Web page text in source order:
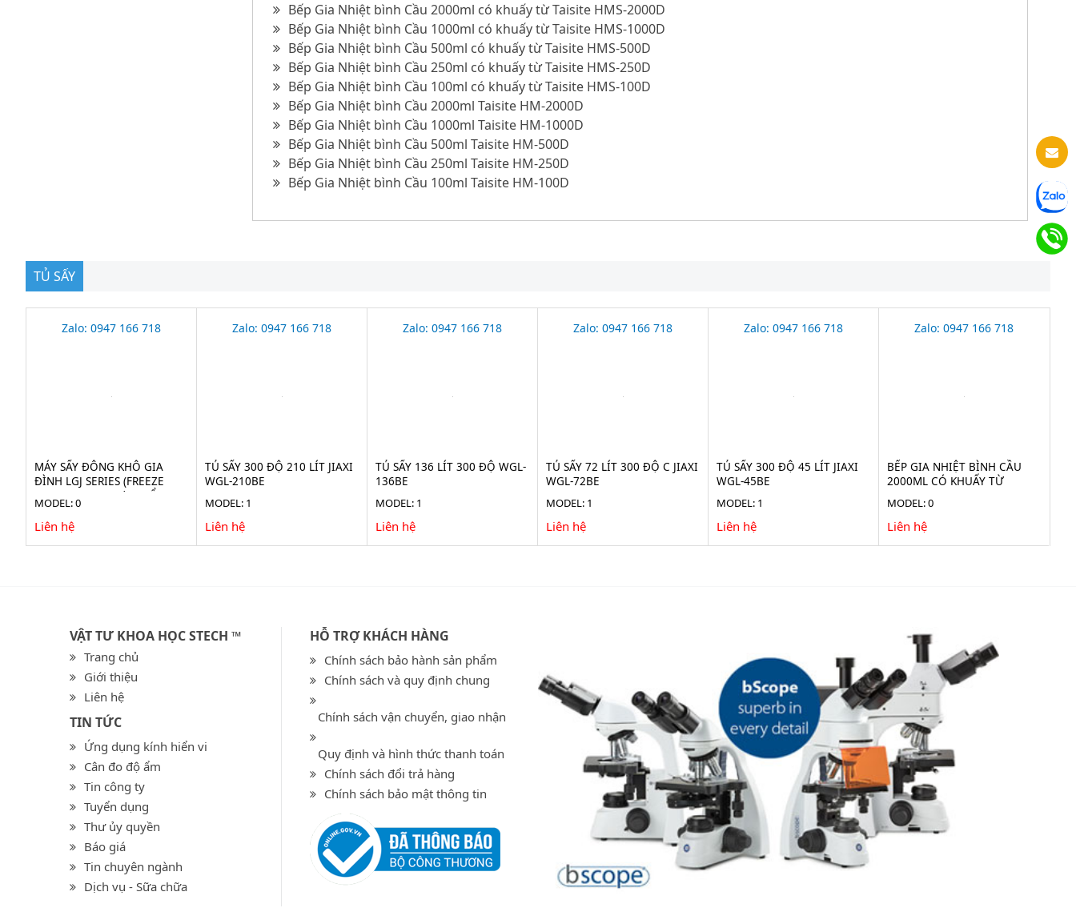
Bếp Gia Nhiệt bình Cầu 2000ml có khuấy từ Taisite HMS-2000D
Bếp Gia Nhiệt bình Cầu 1000ml có khuấy từ Taisite HMS-1000D
Bếp Gia Nhiệt bình Cầu 500ml có khuấy từ Taisite HMS-500D
Bếp Gia Nhiệt bình Cầu 250ml có khuấy từ Taisite HMS-250D
Bếp Gia Nhiệt bình Cầu 100ml có khuấy từ Taisite HMS-100D
Bếp Gia Nhiệt bình Cầu 2000ml Taisite HM-2000D
Bếp Gia Nhiệt bình Cầu 1000ml Taisite HM-1000D
Bếp Gia Nhiệt bình Cầu 500ml Taisite HM-500D
Bếp Gia Nhiệt bình Cầu 250ml Taisite HM-250D
Bếp Gia Nhiệt bình Cầu 100ml Taisite HM-100D
TỦ SẤY
Zalo: 0947 166 718
MÁY SẤY ĐÔNG KHÔ GIA
ĐÌNH LGJ SERIES (FREEZE
DRYER) CHO THỰC PHẨM
MODEL: 0
Liên hệ
Zalo: 0947 166 718
TỦ SẤY 300 ĐỘ 210 LÍT JIAXI
WGL-210BE
MODEL: 1
Liên hệ
Zalo: 0947 166 718
TỦ SẤY 136 LÍT 300 ĐỘ WGL-
136BE
MODEL: 1
Liên hệ
Zalo: 0947 166 718
TỦ SẤY 72 LÍT 300 ĐỘ C JIAXI
WGL-72BE
MODEL: 1
Liên hệ
Zalo: 0947 166 718
TỦ SẤY 300 ĐỘ 45 LÍT JIAXI
WGL-45BE
MODEL: 1
Liên hệ
Zalo: 0947 166 718
BẾP GIA NHIỆT BÌNH CẦU
2000ML CÓ KHUẤY TỪ
MODEL: 0
Liên hệ
VẬT TƯ KHOA HỌC STECH ™
Trang chủ
Giới thiệu
Liên hệ
TIN TỨC
Ứng dụng kính hiển vi
Cân đo độ ẩm
Tin công ty
Tuyển dụng
Thư ủy quyền
Báo giá
Tin chuyên ngành
Dịch vụ - Sữa chữa
HỖ TRỢ KHÁCH HÀNG
Chính sách bảo hành sản phẩm
Chính sách và quy định chung
Chính sách vận chuyển, giao nhận
Quy định và hình thức thanh toán
Chính sách đổi trả hàng
Chính sách bảo mật thông tin